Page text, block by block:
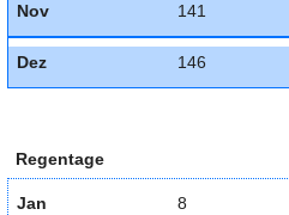
Nov 141
Dez 146
Regentage
Jan 8